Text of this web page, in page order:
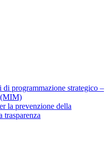
di programmazione strategico –
(MIM)
la prevenzione della
trasparenza